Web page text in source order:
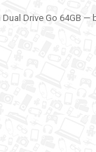
Dual Drive Go 64GB —